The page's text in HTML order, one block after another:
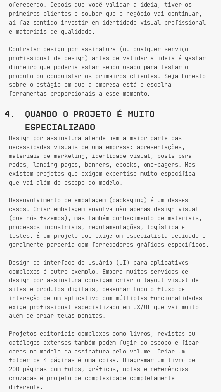
oferecendo. Depois que você validar a ideia, tiver os
primeiros clientes e souber que o negócio vai continuar,
aí faz sentido investir em identidade visual profissional
e materiais de qualidade.
Contratar design por assinatura (ou qualquer serviço
profissional de design) antes de validar a ideia é gastar
dinheiro que poderia estar sendo usado para testar o
produto ou conquistar os primeiros clientes. Seja honesto
sobre o estágio em que a empresa está e escolha
ferramentas proporcionais a esse momento.
Quando o projeto é muito
especializado
Design por assinatura atende bem a maior parte das
necessidades visuais de uma empresa: apresentações,
materiais de marketing, identidade visual, posts para
redes, landing pages, banners, ebooks, one-pagers. Mas
existem projetos que exigem expertise muito específica
que vai além do escopo do modelo.
Desenvolvimento de embalagem (packaging) é um desses
casos. Criar embalagem envolve não apenas design visual
(que nós fazemos), mas também conhecimento de materiais,
processos industriais, regulamentações, logística e
testes. É um projeto que exige um especialista dedicado e
geralmente parceria com fornecedores gráficos específicos.
Design de interface de usuário (UI) para aplicativos
complexos é outro exemplo. Embora muitos serviços de
design por assinatura consigam criar o layout visual de
sites e produtos digitais, desenhar todo o fluxo de
interação de um aplicativo com múltiplas funcionalidades
exige profissional especializado em UX/UI que vai muito
além de criar telas bonitas.
Projetos editoriais complexos como livros, revistas ou
catálogos extensos também podem fugir do escopo e ficar
caros no modelo da assinatura pelo volume. Criar um
folder de 4 páginas é uma coisa. Diagramar um livro de
200 páginas com fotos, gráficos, notas e referências
cruzadas é projeto de complexidade completamente
diferente.